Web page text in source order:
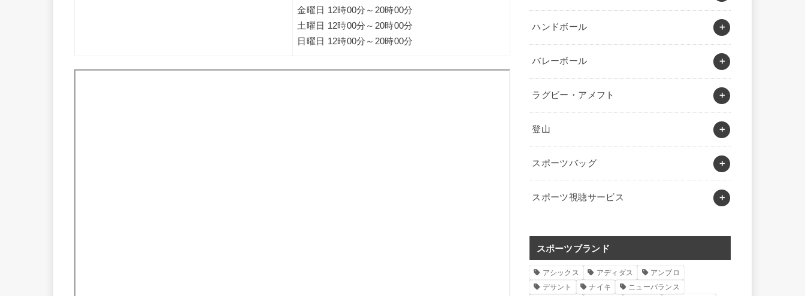
金曜日 12時00分～20時00分
土曜日 12時00分～20時00分
日曜日 12時00分～20時00分
ハンドボール
バレーボール
ラグビー・アメフト
登山
スポーツバッグ
スポーツ視聴サービス
スポーツブランド
アシックス アディダス
アンブロ
デサント
ナイキ
ニューバランス